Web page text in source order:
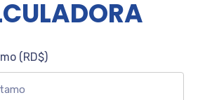
(RD$)